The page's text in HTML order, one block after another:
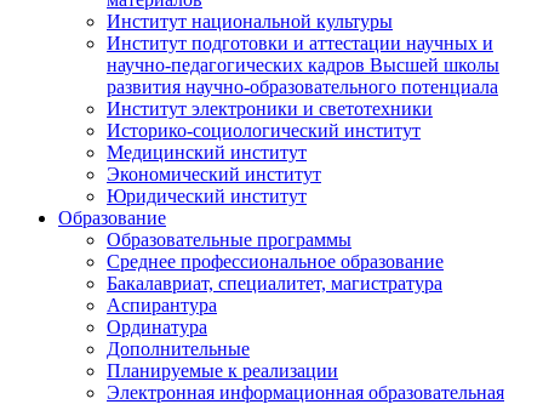
Институт национальной культуры
Институт подготовки и аттестации научных и
научно-педагогических кадров Высшей школы
развития научно-образовательного потенциала
Институт электроники и светотехники
Историко-социологический институт
Медицинский институт
Экономический институт
Юридический институт
Образование
Образовательные программы
Среднее профессиональное образование
Бакалавриат, специалитет, магистратура
Аспирантура
Ординатура
Дополнительные
Планируемые к реализации
Электронная информационная образовательная